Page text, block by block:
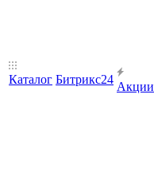
Каталог Битрикс24
Акции